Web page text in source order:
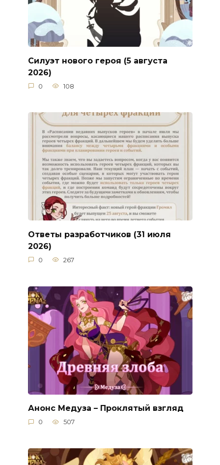
Силуэт нового героя (5 августа
2026)
0 108
Ответы разработчиков (31 июля
2026)
0 267
Анонс Медуза – Проклятый взгляд
0 507